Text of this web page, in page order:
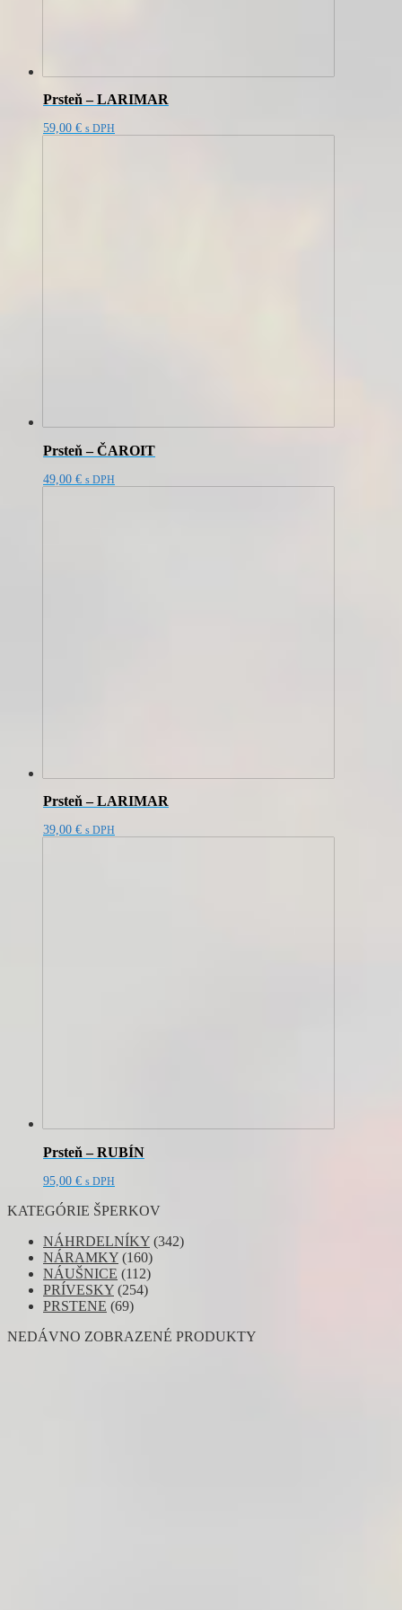
Prsteň – LARIMAR
59,00 € s DPH
Prsteň – ČAROIT
49,00 € s DPH
Prsteň – LARIMAR
39,00 € s DPH
Prsteň – RUBÍN
95,00 € s DPH
KATEGÓRIE ŠPERKOV
NÁHRDELNÍKY (342)
NÁRAMKY (160)
NÁUŠNICE (112)
PRÍVESKY (254)
PRSTENE (69)
NEDÁVNO ZOBRAZENÉ PRODUKTY